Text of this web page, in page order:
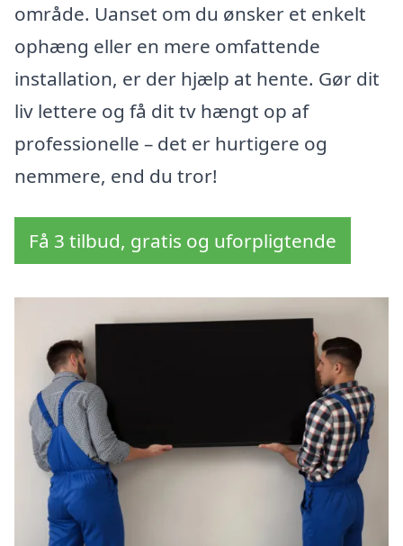
område. Uanset om du ønsker et enkelt
ophæng eller en mere omfattende
installation, er der hjælp at hente. Gør dit
liv lettere og få dit tv hængt op af
professionelle – det er hurtigere og
nemmere, end du tror!
Få 3 tilbud, gratis og uforpligtende